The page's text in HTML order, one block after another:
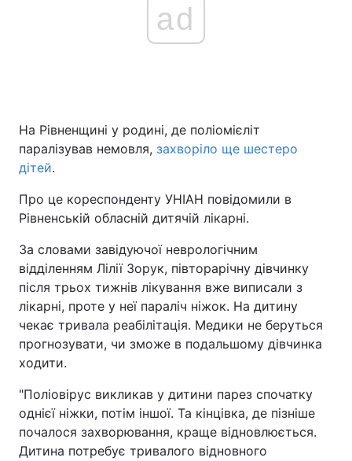
ad
На Рівненщині у родині, де поліомієліт
паралізував немовля, захворіло ще шестеро
дітей.
Про це кореспонденту УНІАН повідомили в
Рівненській обласній дитячій лікарні.
За словами завідуючої неврологічним
відділенням Лілії Зорук, півторарічну дівчинку
після трьох тижнів лікування вже виписали з
лікарні, проте у неї параліч ніжок. На дитину
чекає тривала реабілітація. Медики не беруться
прогнозувати, чи зможе в подальшому дівчинка
ходити.
"Поліовірус викликав у дитини парез спочатку
однієї ніжки, потім іншої. Та кінцівка, де пізніше
почалося захворювання, краще відновлюється.
Дитина потребує тривалого відновного